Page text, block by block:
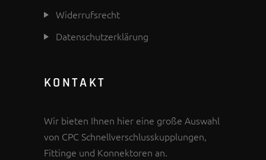
Widerrufsrecht
Datenschutzerklärung
KONTAKT
Wir bieten Ihnen hier eine große Auswahl
von CPC Schnellverschlusskupplungen,
Fittinge und Konnektoren an.